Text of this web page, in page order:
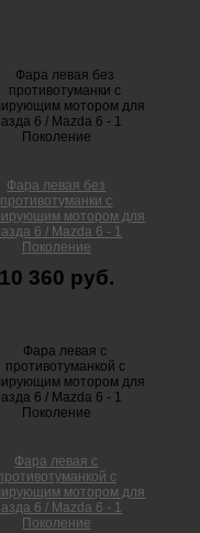
Фара левая без
противотуманки с
мотором для
6 / Mazda 6 - 1
Поколение
10 360 руб.
Фара левая с
с
мотором для
6 / Mazda 6 - 1
Поколение